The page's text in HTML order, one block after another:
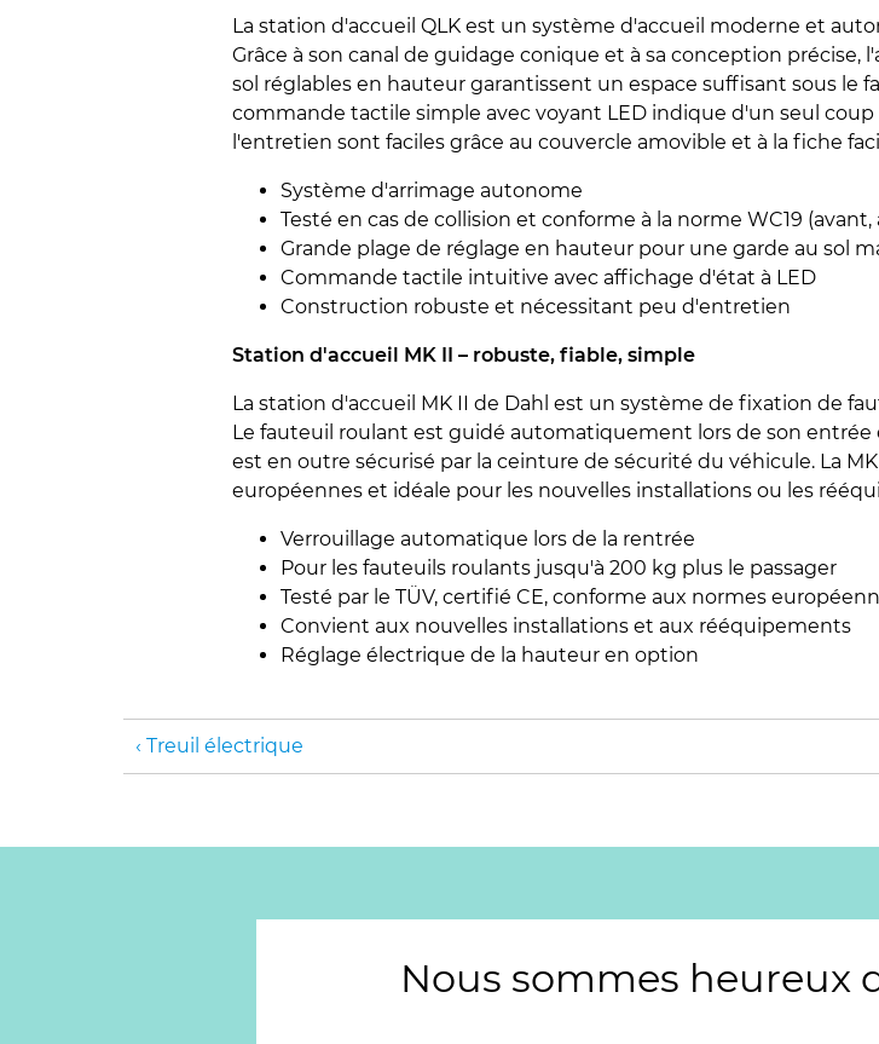
La station d'accueil QLK est un système d'accueil moderne et
Grâce à son canal de guidage conique et à sa conception précise,
sol réglables en hauteur garantissent un espace suffisant sous le
commande tactile simple avec voyant LED indique d'un seul
l'entretien sont faciles grâce au couvercle amovible et à la fiche
Système d'arrimage autonome
Testé en cas de collision et conforme à la norme WC19 (avant,
Grande plage de réglage en hauteur pour une garde au sol
Commande tactile intuitive avec affichage d'état à LED
Construction robuste et nécessitant peu d'entretien
Station d'accueil MK II – robuste, fiable, simple
La station d'accueil MK II de Dahl est un système de fixation de
Le fauteuil roulant est guidé automatiquement lors de son entrée
est en outre sécurisé par la ceinture de sécurité du véhicule. La
européennes et idéale pour les nouvelles installations ou les
Verrouillage automatique lors de la rentrée
Pour les fauteuils roulants jusqu'à 200 kg plus le passager
Testé par le TÜV, certifié CE, conforme aux normes
Convient aux nouvelles installations et aux rééquipements
Réglage électrique de la hauteur en option
Treuil électrique
Nous sommes heureux